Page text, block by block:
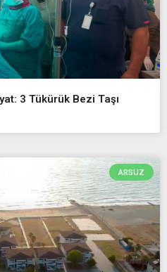
3 Tükürük Bezi Taşı
ARSUZ